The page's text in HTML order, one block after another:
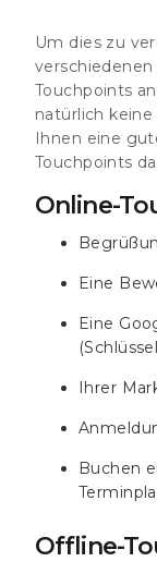
Um dies zu
Touchpoints
natürlich
Ihnen eine
Touchpoints
Online-
Eine
Eine
Ihrer
Buchen
Offline-